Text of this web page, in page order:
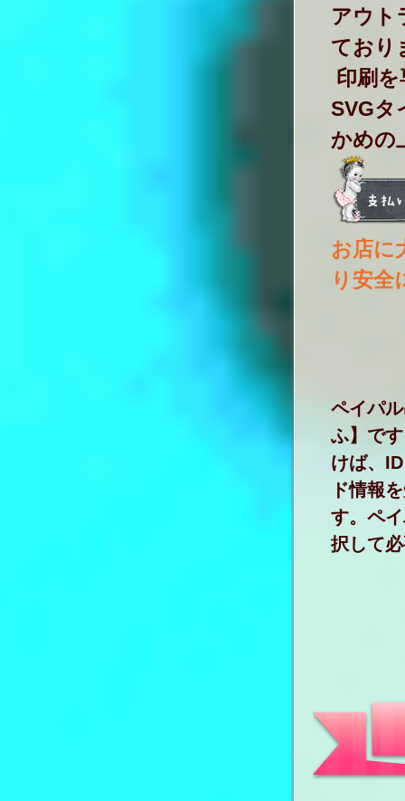
アウト
ており
印刷
SVGタ
かめの
お店に
り安全
ペイパ
ふ】で
けば、
ド情報
す。ペ
択して